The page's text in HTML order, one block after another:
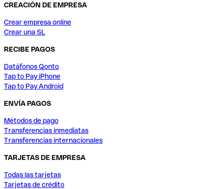
CREACIÓN DE EMPRESA
Crear empresa online
Crear una SL
RECIBE PAGOS
Datáfonos Qonto
Tap to Pay iPhone
Tap to Pay Android
ENVÍA PAGOS
Métodos de pago
Transferencias inmediatas
Transferencias internacionales
TARJETAS DE EMPRESA
Todas las tarjetas
Tarjetas de crédito